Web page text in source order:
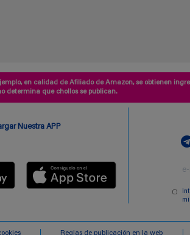
en calidad de Afiliado de Amazon, se obtienen
determina que chollos se publican.
Nuestra APP
Reglas de publicación en la web